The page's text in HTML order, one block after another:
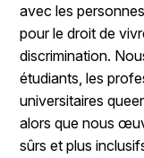
avec les
pour le droit de
discrimination.
étudiants, les
universitaires
alors que nous
sûrs et plus